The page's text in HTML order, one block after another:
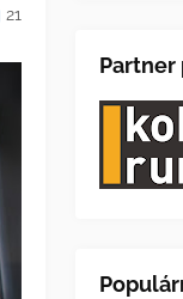
21
Partner